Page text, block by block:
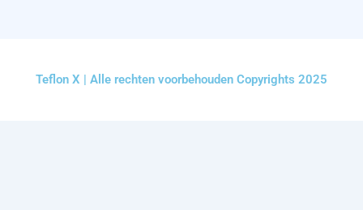
Teflon X | Alle rechten voorbehouden Copyrights 2025